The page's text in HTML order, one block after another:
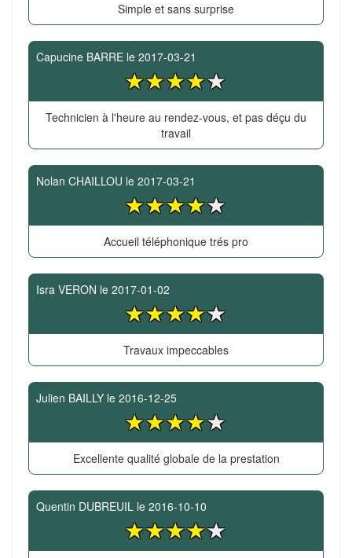
Simple et sans surprise
Capucine BARRE le 2017-03-21
Technicien à l'heure au rendez-vous, et pas déçu du
travail
Nolan CHAILLOU le 2017-03-21
Accueil téléphonique trés pro
Isra VERON le 2017-01-02
Travaux impeccables
Julien BAILLY le 2016-12-25
Excellente qualité globale de la prestation
Quentin DUBREUIL le 2016-10-10